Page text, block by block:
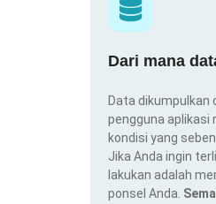
Dari mana
Data dikumpulkan
pengguna aplikasi
kondisi yang
Jika Anda ingin
lakukan adalah
ponsel Anda.